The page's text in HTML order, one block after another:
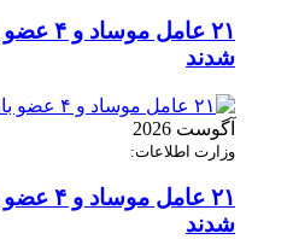
۲۱
شدند
آگوست 2026
وزارت اطلاعات:
۲۱
شدند